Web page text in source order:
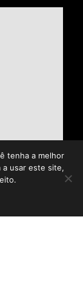
tenha a melhor
a usar este site,